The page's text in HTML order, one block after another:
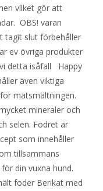
vilket gör att
OBS! varan
tagit slut förbehåller
ev övriga produkter
detta isåfall Happy
även viktiga
matsmältningen.
mineraler och
selen. Fodret är
som innehåller
tillsammans
din vuxna hund.
foder Berikat med